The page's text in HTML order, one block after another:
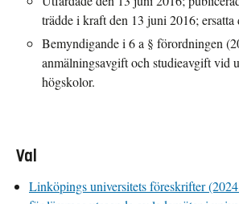
trädde i kraft den 13 juni 2016;
Bemyndigande i 6 a § förordningen
anmälningsavgift och studieavgift vid
högskolor.
Val
Linköpings universitets föreskrifter